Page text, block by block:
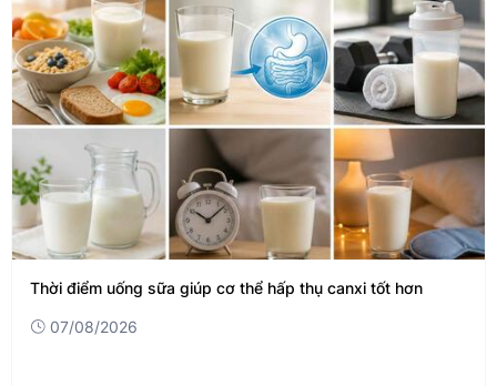
Thời điểm uống sữa giúp cơ thể hấp thụ canxi tốt hơn
07/08/2026